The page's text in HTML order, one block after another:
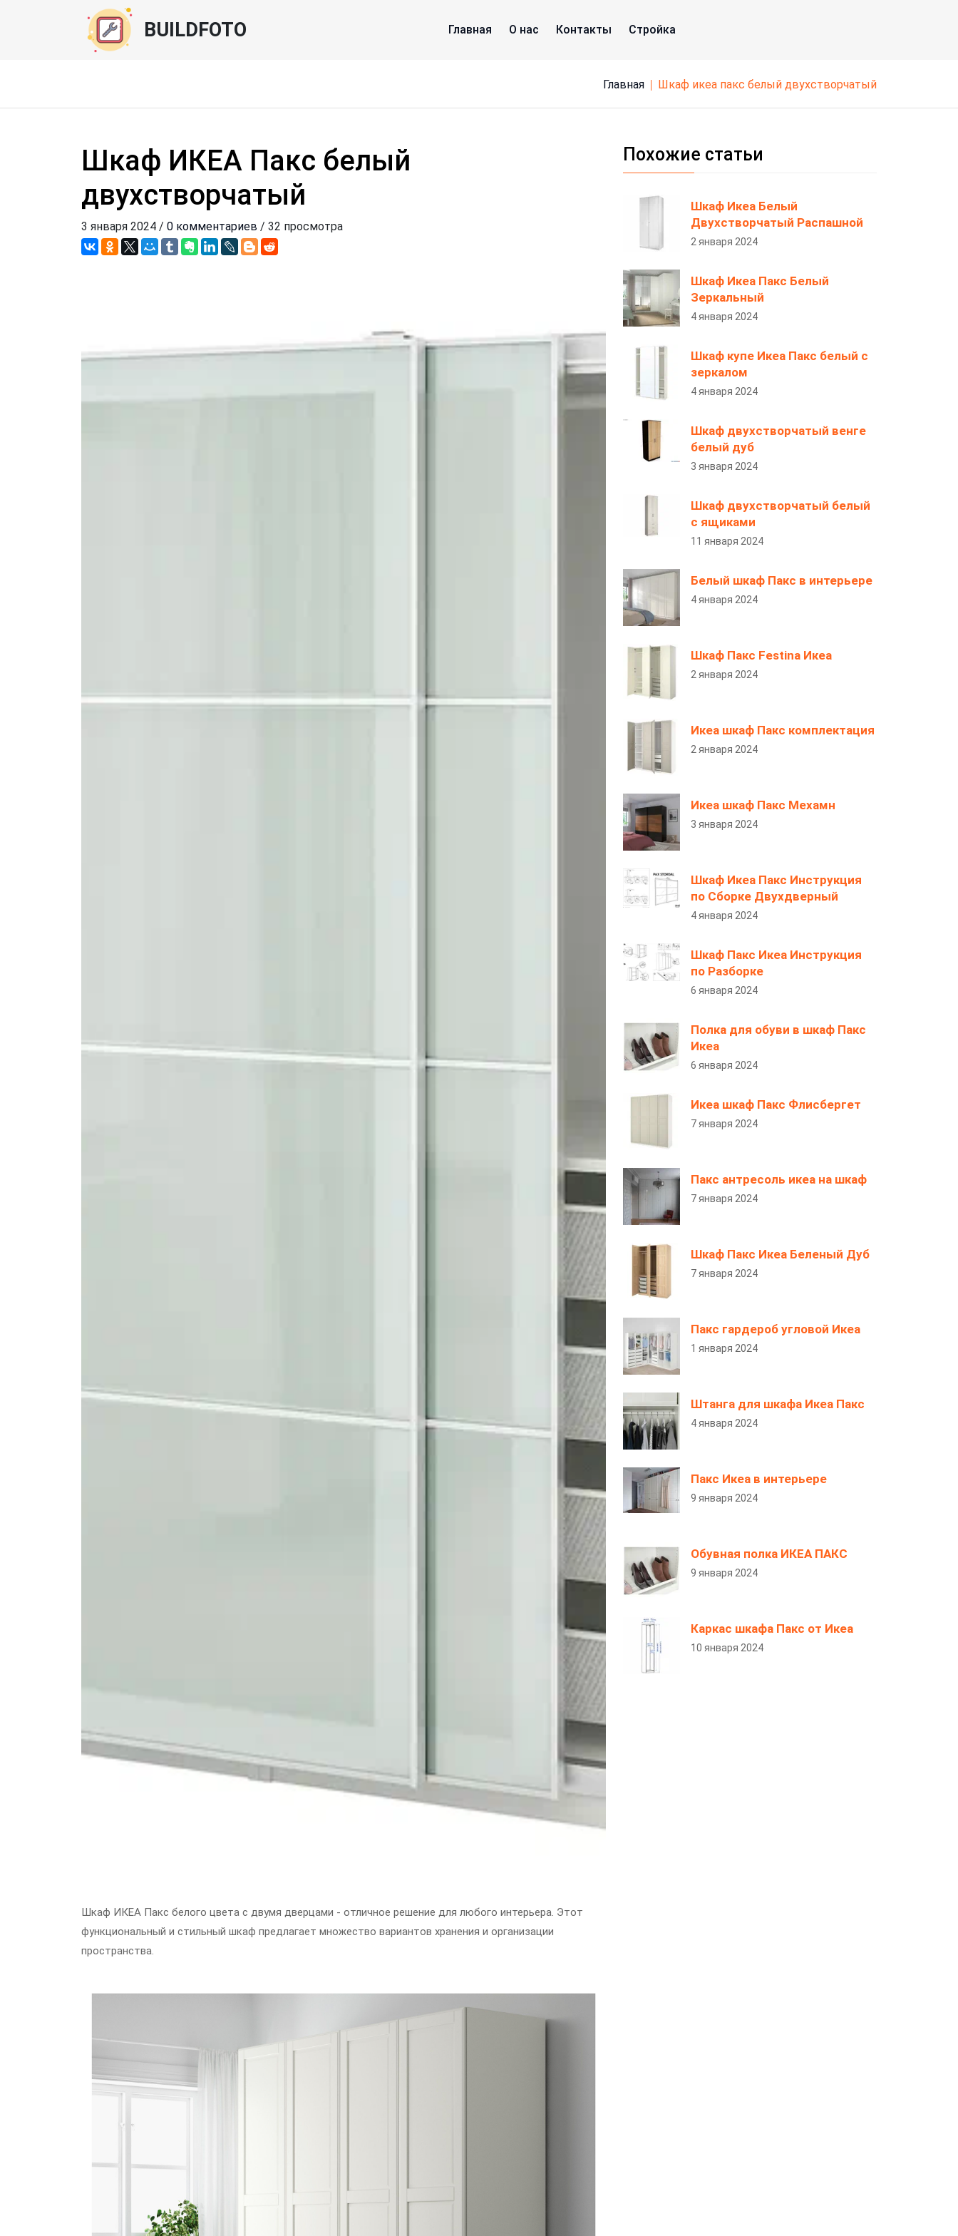
BUILDFOTO Главная О нас Контакты Стройка
Главная шкаф икеа пакс белый двухстворчатый
Шкаф ИКЕА Пакс белый
двухстворчатый
3 января 2024 / 0 комментариев / 32 просмотра
Шкаф ИКЕА Пакс белого цвета с двумя дверцами - отличное решение для любого интерьера. Этот
функциональный и стильный шкаф предлагает множество вариантов хранения и организации
пространства.
Похожие статьи
Шкаф Икеа Белый
Двухстворчатый Распашной
2 января 2024
Шкаф Икеа Пакс Белый
Зеркальный
4 января 2024
Шкаф купе Икеа Пакс белый с
зеркалом
4 января 2024
Шкаф двухстворчатый венге
белый дуб
3 января 2024
Шкаф двухстворчатый белый
с ящиками
11 января 2024
Белый шкаф Пакс в интерьере
4 января 2024
Шкаф Пакс Festina Икеа
2 января 2024
Икеа шкаф Пакс комплектация
2 января 2024
Икеа шкаф Пакс Мехамн
3 января 2024
Шкаф Икеа Пакс Инструкция
по Сборке Двухдверный
4 января 2024
Шкаф Пакс Икеа Инструкция
по Разборке
6 января 2024
Полка для обуви в шкаф Пакс
Икеа
6 января 2024
Икеа шкаф Пакс Флисбергет
7 января 2024
Пакс антресоль икеа на шкаф
7 января 2024
Шкаф Пакс Икеа Беленый Дуб
7 января 2024
Пакс гардероб угловой Икеа
1 января 2024
Штанга для шкафа Икеа Пакс
4 января 2024
Пакс Икеа в интерьере
9 января 2024
Обувная полка ИКЕА ПАКС
9 января 2024
Каркас шкафа Пакс от Икеа
10 января 2024